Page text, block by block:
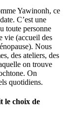
Yawinonh, ce
C’est une
toute personne
vie (accueil des
Nous
des ateliers, des
on trouve
On
quotidiens.
le choix de